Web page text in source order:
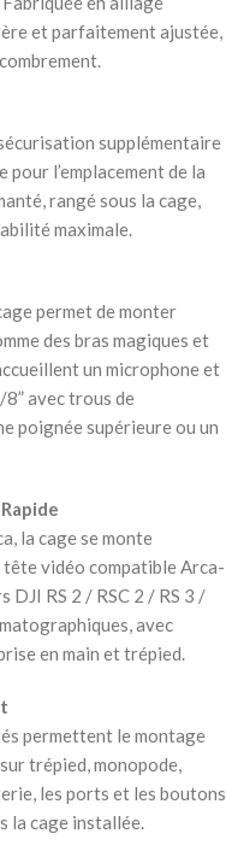
et parfaitement ajustée,
supplémentaire
l’emplacement de la
rangé sous la cage,
maximale.
permet de monter
des bras magiques et
un microphone et
avec trous de
poignée supérieure ou un
la cage se monte
vidéo compatible Arca-
DJI RS 2 / RSC 2 / RS 3 /
avec
en main et trépied.
permettent le montage
trépied, monopode,
les ports et les boutons
la cage installée.